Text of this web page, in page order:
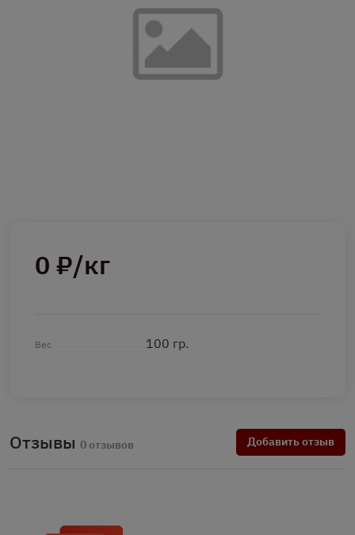
0 ₽/кг
Вес 100 гр.
Отзывы 0 отзывов Добавить отзыв